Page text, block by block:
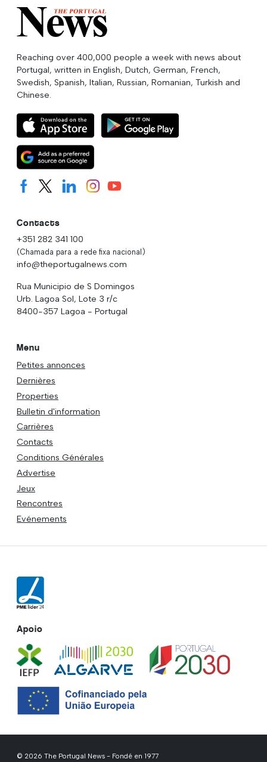
Reaching over 400,000 people a week with news about
Portugal, written in English, Dutch, German, French,
Swedish, Spanish, Italian, Russian, Romanian, Turkish and
Chinese.
Contacts
+351 282 341 100
(Chamada para a rede fixa nacional)
info@theportugalnews.com
Rua Municipio de S Domingos
Urb. Lagoa Sol, Lote 3 r/c
8400-357 Lagoa - Portugal
Menu
Petites annonces
Dernières
Properties
Bulletin d'information
Carrières
Contacts
Conditions Générales
Advertise
Jeux
Rencontres
Evénements
Apoio
© 2026 The Portugal News - Fondé en 1977